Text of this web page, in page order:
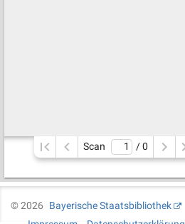
Scan / 0
©2026
Bayerische Staatsbibliothek